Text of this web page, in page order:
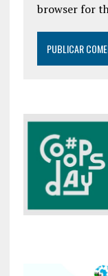
browser for